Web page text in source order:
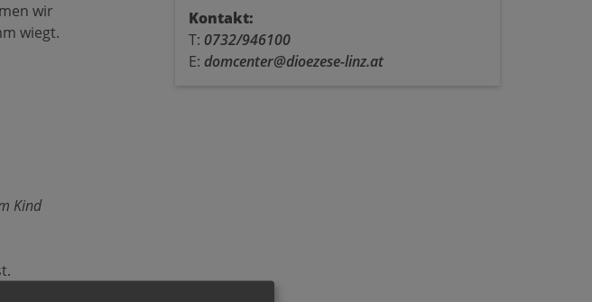
wir
wiegt.
Kind
Kontakt:
T: 0732/946100
E: domcenter@dioezese-linz.at